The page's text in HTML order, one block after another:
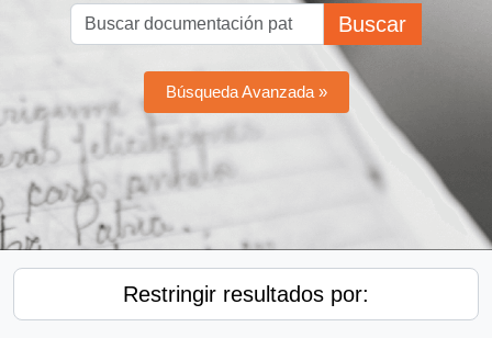
Buscar
Búsqueda Avanzada »
Restringir resultados por: